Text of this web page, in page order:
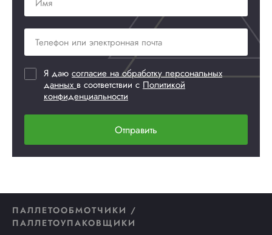
Я даю согласие на обработку персональных
данныхв соответствии с Политикой
конфиденциальности
Отправить
ПАЛЛЕТООБМОТЧИКИ /
ПАЛЛЕТОУПАКОВЩИКИ